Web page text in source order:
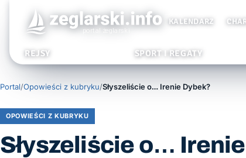
KALENDARZ
REJSY SPORT I REGATY
Portal/Opowieści z kubryku/Słyszeliście o… Irenie Dybek?
OPOWIEŚCI Z KUBRYKU
Słyszeliście o…